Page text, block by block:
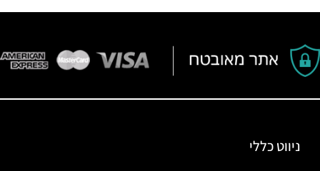
ניווט כללי